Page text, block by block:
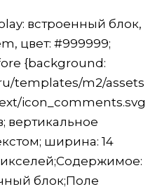
встроенный блок,
цвет: #999999;
{background:
templates/m2/assets
icon_comments.svg
вертикальное
ширина: 14
блок;Поле